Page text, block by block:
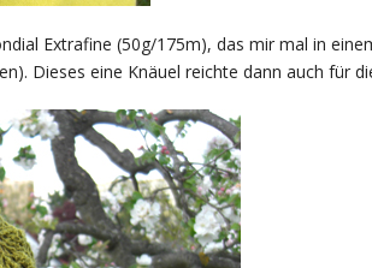
Extrafine (50g/175m), das mir mal in
Dieses eine Knäuel reichte dann auch für